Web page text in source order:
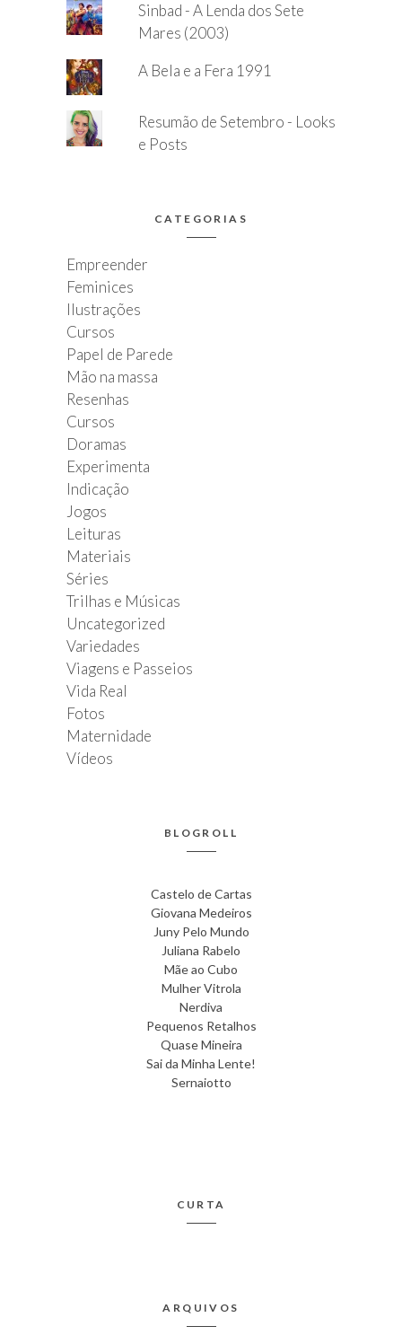
Sinbad - A Lenda dos Sete
Mares (2003)
A Bela e a Fera 1991
Resumão de Setembro - Looks
e Posts
CATEGORIAS
Empreender
Feminices
Ilustrações
Cursos
Papel de Parede
Mão na massa
Resenhas
Cursos
Doramas
Experimenta
Indicação
Jogos
Leituras
Materiais
Séries
Trilhas e Músicas
Uncategorized
Variedades
Viagens e Passeios
Vida Real
Fotos
Maternidade
Vídeos
BLOGROLL
Castelo de Cartas
Giovana Medeiros
Juny Pelo Mundo
Juliana Rabelo
Mãe ao Cubo
Mulher Vitrola
Nerdiva
Pequenos Retalhos
Quase Mineira
Sai da Minha Lente!
Sernaiotto
CURTA
ARQUIVOS